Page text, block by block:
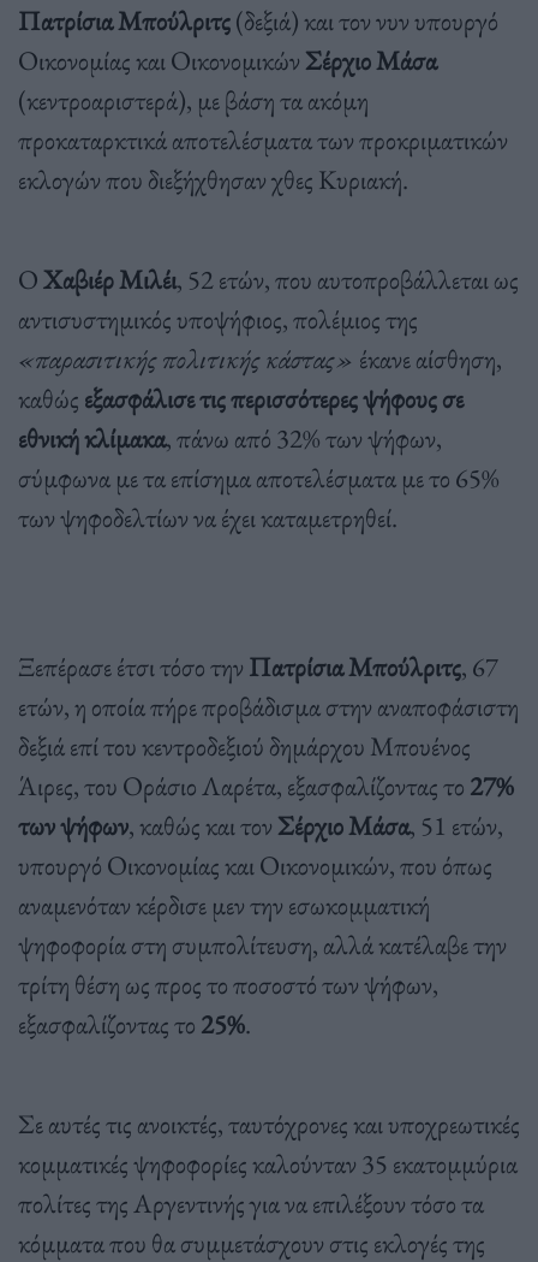
Πατρίσια Μπούλριτς(δεξιά) και τον νυν υπουργό
Οικονομίας και Οικονομικών Σέρχιο Μάσα
(κεντροαριστερά), με βάση τα ακόμη
προκαταρκτικά αποτελέσματα των προκριματικών
εκλογών που διεξήχθησαν χθες Κυριακή.
ΟΧαβιέρ Μιλέι, 52 ετών, που αυτοπροβάλλεται ως
αντισυστημικός υποψήφιος, πολέμιος της
«παρασιτικής πολιτικής κάστας» έκανε αίσθηση,
καθώς εξασφάλισε τις περισσότερες ψήφους σε
εθνική κλίμακα, πάνω από 32% των ψήφων,
σύμφωνα με τα επίσημα αποτελέσματα με το 65%
των ψηφοδελτίων να έχει καταμετρηθεί.
Ξεπέρασε έτσι τόσο την Πατρίσια Μπούλριτς, 67
ετών, η οποία πήρε προβάδισμα στην αναποφάσιστη
δεξιά επί του κεντροδεξιού δημάρχου Μπουένος
Άιρες, του Οράσιο Λαρέτα, εξασφαλίζοντας το 27%
των ψήφων, καθώς και τον Σέρχιο Μάσα, 51 ετών,
υπουργό Οικονομίας και Οικονομικών, που όπως
αναμενόταν κέρδισε μεν την εσωκομματική
ψηφοφορία στη συμπολίτευση, αλλά κατέλαβε την
τρίτη θέση ως προς το ποσοστό των ψήφων,
εξασφαλίζοντας το 25%.
Σε αυτές τις ανοικτές, ταυτόχρονες και υποχρεωτικές
κομματικές ψηφοφορίες καλούνταν 35 εκατομμύρια
πολίτες της Αργεντινής για να επιλέξουν τόσο τα
κόμματα που θα συμμετάσχουν στις εκλογές της